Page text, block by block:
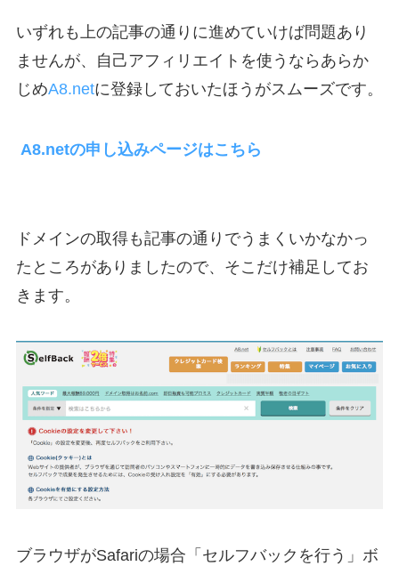
いずれも上の記事の通りに進めていけば問題あり
ませんが、自己アフィリエイトを使うならあらか
じめA8.netに登録しておいたほうがスムーズです。
A8.netの申し込みページはこちら
ドメインの取得も記事の通りでうまくいかなかっ
たところがありましたので、そこだけ補足してお
きます。
ブラウザがSafariの場合「セルフバックを行う」ボ